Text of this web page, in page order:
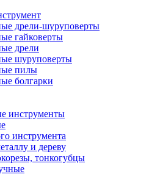
дрели-шуруповерты
гайковерты
дрели
шуруповерты
пилы
болгарки
инструменты
инструмента
и дереву
тонкогубцы